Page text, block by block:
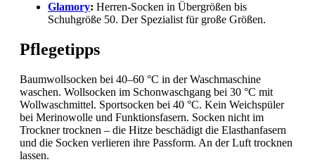
Glamory: Herren-Socken in Übergrößen bis
Schuhgröße 50. Der Spezialist für große Größen.
Pflegetipps
Baumwollsocken bei 40–60 °C in der Waschmaschine
waschen. Wollsocken im Schonwaschgang bei 30 °C mit
Wollwaschmittel. Sportsocken bei 40 °C. Kein Weichspüler
bei Merinowolle und Funktionsfasern. Socken nicht im
Trockner trocknen – die Hitze beschädigt die Elasthanfasern
und die Socken verlieren ihre Passform. An der Luft trocknen
lassen.